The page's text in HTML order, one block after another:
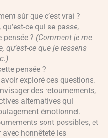
sûr que c’est vrai ?
ce qui se passe,
pensée ? (Comment je me
qu’est-ce que je ressens
pensée ?
avoir exploré ces questions,
des retournements,
alternatives qui
émotionnel.
sont possibles, et
avec honnêteté les